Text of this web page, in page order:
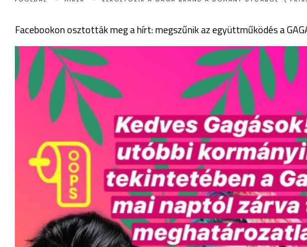
Facebookon osztották meg a hírt: megszűnik az együttműködés a